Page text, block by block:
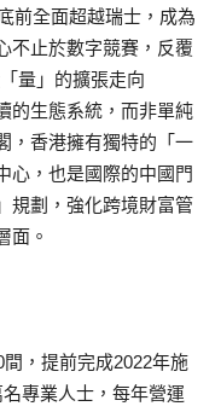
前全面超越瑞士，成為
不止於數字競賽，反覆
量」的擴張走向
的生態系統，而非單純
，香港擁有獨特的「一
心，也是國際的中國門
規劃，強化跨境財富管
面。
，提前完成2022年施
專業人士，每年營運